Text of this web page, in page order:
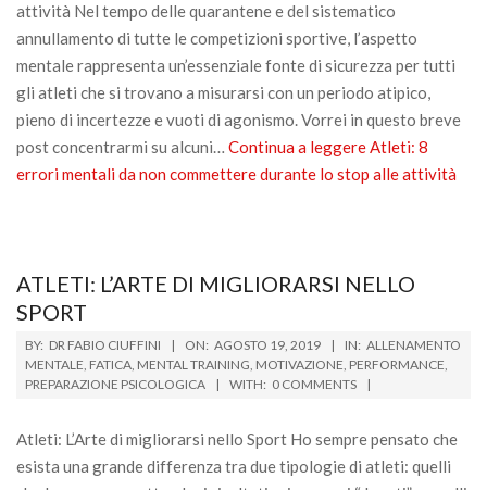
attività Nel tempo delle quarantene e del sistematico
annullamento di tutte le competizioni sportive, l’aspetto
mentale rappresenta un’essenziale fonte di sicurezza per tutti
gli atleti che si trovano a misurarsi con un periodo atipico,
pieno di incertezze e vuoti di agonismo. Vorrei in questo breve
post concentrarmi su alcuni… Continua a leggereAtleti: 8
errori mentali da non commettere durante lo stop alle attività
ATLETI: L’ARTE DI MIGLIORARSI NELLO
SPORT
2019-
08-
19
BY: DR FABIO CIUFFINI ON: AGOSTO 19, 2019 IN: ALLENAMENTO
MENTALE, FATICA, MENTAL TRAINING, MOTIVAZIONE, PERFORMANCE,
PREPARAZIONE PSICOLOGICA
WITH: 0 COMMENTS
Atleti: L’Arte di migliorarsi nello Sport Ho sempre pensato che
esista una grande differenza tra due tipologie di atleti: quelli